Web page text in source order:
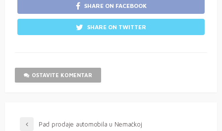
SHARE ON FACEBOOK
SHARE ON TWITTER
OSTAVITE KOMENTAR
Pad prodaje automobila u Nemačkoj